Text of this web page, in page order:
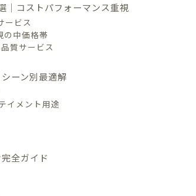
｜コストパフォーマンス重視
ービス
中価格帯
質サービス
ーン別最適解
イメント用途
全ガイド